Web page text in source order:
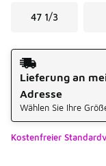
47 1/3
Versandart
Lieferung an
Adresse
Wählen Sie Ihre
Kostenfreier